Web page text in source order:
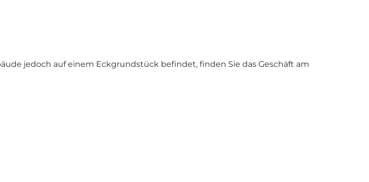
jedoch auf einem Eckgrundstück befindet, finden Sie das Geschäft am